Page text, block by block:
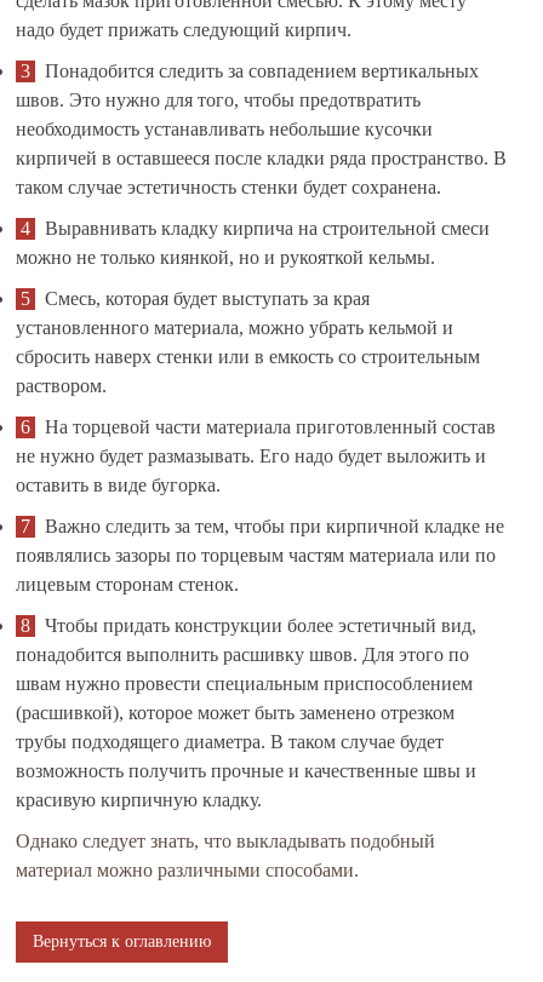
надо будет прижать следующий кирпич.
Понадобится следить за совпадением вертикальных
швов. Это нужно для того, чтобы предотвратить
необходимость устанавливать небольшие кусочки
кирпичей в оставшееся после кладки ряда пространство. В
таком случае эстетичность стенки будет сохранена.
Выравнивать кладку кирпича на строительной смеси
можно не только киянкой, но и рукояткой кельмы.
Смесь, которая будет выступать за края
установленного материала, можно убрать кельмой и
сбросить наверх стенки или в емкость со строительным
раствором.
На торцевой части материала приготовленный состав
не нужно будет размазывать. Его надо будет выложить и
оставить в виде бугорка.
Важно следить за тем, чтобы при кирпичной кладке не
появлялись зазоры по торцевым частям материала или по
лицевым сторонам стенок.
Чтобы придать конструкции более эстетичный вид,
понадобится выполнить расшивку швов. Для этого по
швам нужно провести специальным приспособлением
(расшивкой), которое может быть заменено отрезком
трубы подходящего диаметра. В таком случае будет
возможность получить прочные и качественные швы и
красивую кирпичную кладку.
Однако следует знать, что выкладывать подобный
материал можно различными способами.
Вернуться к оглавлению